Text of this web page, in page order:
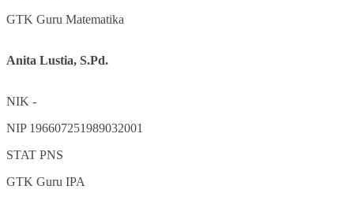
GTK Guru Matematika
Anita Lustia, S.Pd.
NIK -
NIP 196607251989032001
STAT PNS
GTK Guru IPA